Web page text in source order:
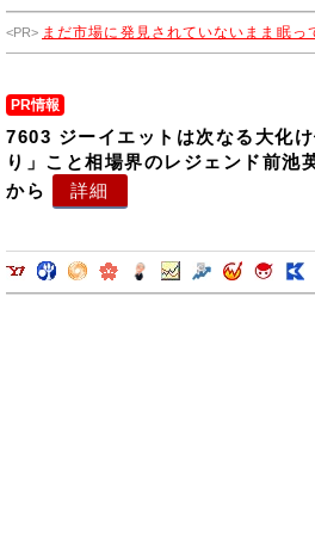
まだ市場に発見されていないまま眠っ
PR情報
7603 ジーイエットは次なる大化
り」こと相場界のレジェンド前池
から
詳細